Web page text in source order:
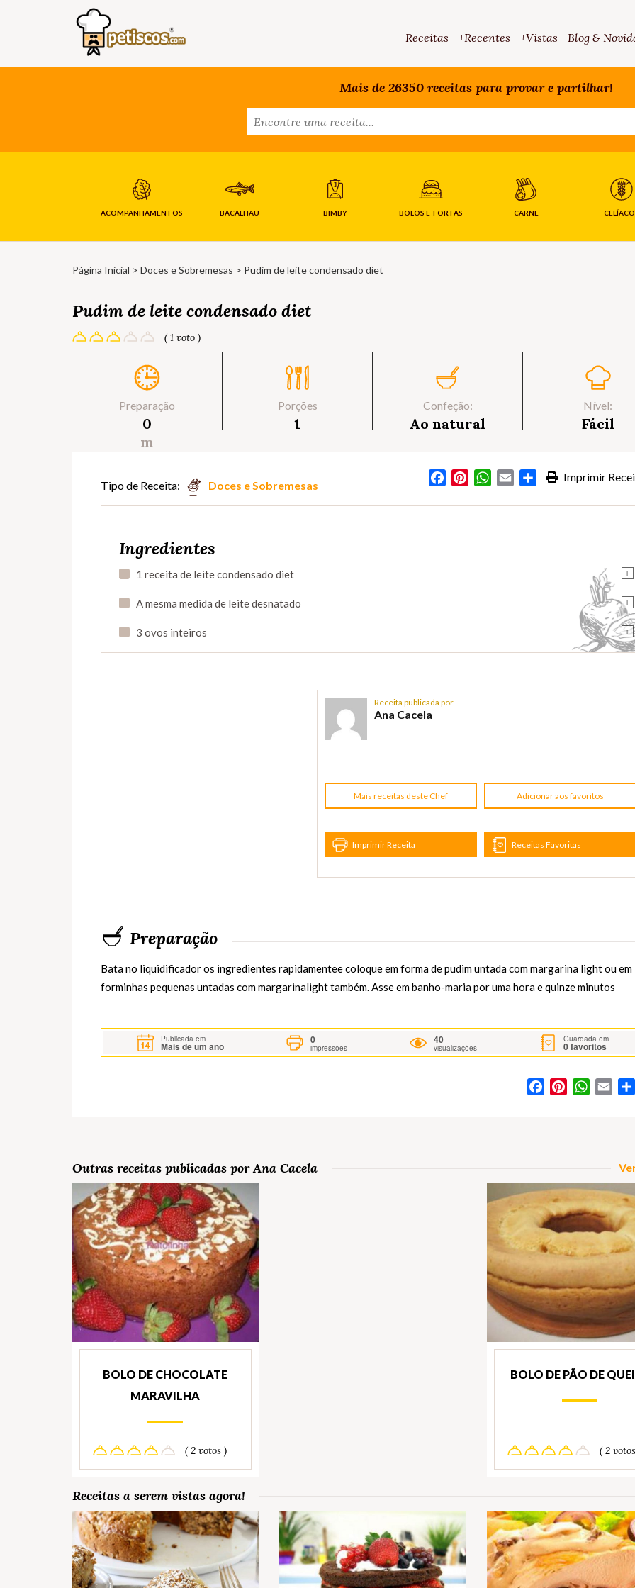
Receitas +Recentes +Vistas Blog &
Mais de 26350 receitas para provar e partilhar!
ACOMPANHAMENTOS BACALHAU BIMBY BOLOS E TORTAS CARNE
Página Inicial > Doces e Sobremesas > Pudim de leite condensado diet
Pudim de leite condensado diet
( 1 voto )
Preparação
0
m
Porções
1
Confeção:
Ao natural
Nível:
Fácil
Imprimir
FacebookPinterestWhatsApp
Email Partilhar
Tipo de Receita: Doces e Sobremesas
Ingredientes
+
1 receita de leite condensado diet
+
A mesma medida de leite desnatado
+
3 ovos inteiros
Receita publicada por
Ana Cacela
Mais receitas deste Chef Adicionar aos favoritos
Imprimir Receita Receitas Favoritas
Preparação
Bata no liquidificador os ingredientes rapidamentee coloque em forma de pudim untada com margarina light ou em
forminhas pequenas untadas com margarinalight também. Asse em banho-maria por uma hora e quinze minutos
Publicada em
Mais de um ano
0
impressões
40
visualizações
Guardada em
0favoritos
FacebookPinterestWhatsApp
Email
Outras receitas publicadas por Ana Cacela
BOLO DE CHOCOLATE
MARAVILHA
( 2 votos )
BOLO DE PÃO DE
( 2
Receitas a serem vistas agora!